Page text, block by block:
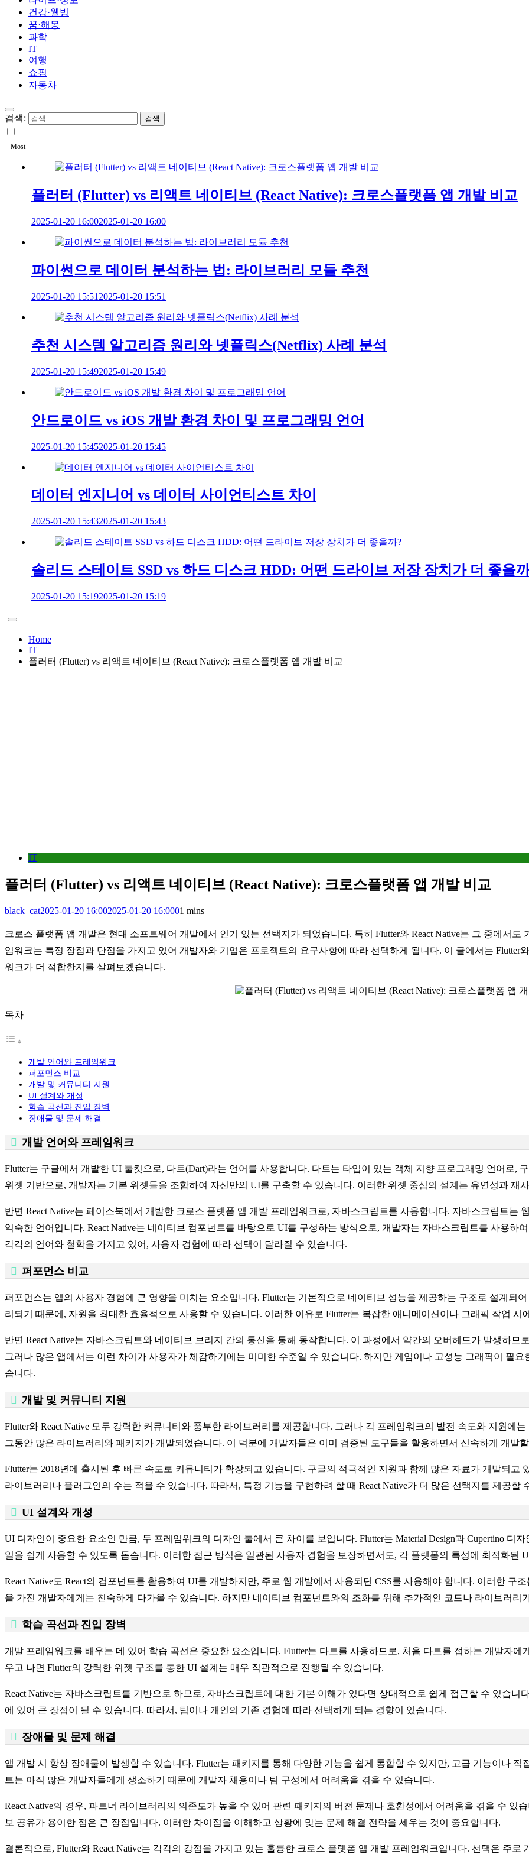
건강·웰빙
꿈·해몽
과학
IT
여행
쇼핑
자동차
검색:
Most
플러터 (Flutter) vs 리액트 네이티브 (React Native): 크로스플랫폼 앱 개발 비교
2025-01-20 16:002025-01-20 16:00
파이썬으로 데이터 분석하는 법: 라이브러리 모듈 추천
2025-01-20 15:51 2025-01-20 15:51
추천 시스템 알고리즘 원리와 넷플릭스(Netflix) 사례 분석
2025-01-20 15:492025-01-20 15:49
안드로이드 vs iOS 개발 환경 차이 및 프로그래밍 언어
2025-01-20 15:452025-01-20 15:45
데이터 엔지니어 vs 데이터 사이언티스트 차이
2025-01-20 15:432025-01-20 15:43
솔리드 스테이트 SSD vs 하드 디스크 HDD: 어떤 드라이브 저장 장치가 더 좋을
2025-01-20 15:192025-01-20 15:19
Home
IT
플러터 (Flutter) vs 리액트 네이티브 (React Native): 크로스플랫폼 앱 개발 비교
IT
플러터 (Flutter) vs 리액트 네이티브 (React Native): 크로스플랫폼 앱 개발 비교
black_cat2025-01-20 16:002025-01-20 16:0001 mins
크로스 플랫폼 앱 개발은 현대 소프트웨어 개발에서 인기 있는 선택지가 되었습니다. 특히 Flutter와 React Native는 그 중에서
임워크는 특정 장점과 단점을 가지고 있어 개발자와 기업은 프로젝트의 요구사항에 따라 선택하게 됩니다. 이 글에서는 Flutter
워크가 더 적합한지를 살펴보겠습니다.
목차
개발 언어와 프레임워크
퍼포먼스 비교
개발 및 커뮤니티 지원
UI 설계와 개성
학습 곡선과 진입 장벽
장애물 및 문제 해결
개발 언어와 프레임워크
Flutter는 구글에서 개발한 UI 툴킷으로, 다트(Dart)라는 언어를 사용합니다. 다트는 타입이 있는 객체 지향 프로그래밍 언어로,
위젯 기반으로, 개발자는 기본 위젯들을 조합하여 자신만의 UI를 구축할 수 있습니다. 이러한 위젯 중심의 설계는 유연성과 재
반면 React Native는 페이스북에서 개발한 크로스 플랫폼 앱 개발 프레임워크로, 자바스크립트를 사용합니다. 자바스크립트는
익숙한 언어입니다. React Native는 네이티브 컴포넌트를 바탕으로 UI를 구성하는 방식으로, 개발자는 자바스크립트를 사용하
각각의 언어와 철학을 가지고 있어, 사용자 경험에 따라 선택이 달라질 수 있습니다.
퍼포먼스 비교
퍼포먼스는 앱의 사용자 경험에 큰 영향을 미치는 요소입니다. Flutter는 기본적으로 네이티브 성능을 제공하는 구조로 설계되
리되기 때문에, 자원을 최대한 효율적으로 사용할 수 있습니다. 이러한 이유로 Flutter는 복잡한 애니메이션이나 그래픽 작업 시
반면 React Native는 자바스크립트와 네이티브 브리지 간의 통신을 통해 동작합니다. 이 과정에서 약간의 오버헤드가 발생하
그러나 많은 앱에서는 이런 차이가 사용자가 체감하기에는 미미한 수준일 수 있습니다. 하지만 게임이나 고성능 그래픽이 필
습니다.
개발 및 커뮤니티 지원
Flutter와 React Native 모두 강력한 커뮤니티와 풍부한 라이브러리를 제공합니다. 그러나 각 프레임워크의 발전 속도와 지원에
그동안 많은 라이브러리와 패키지가 개발되었습니다. 이 덕분에 개발자들은 이미 검증된 도구들을 활용하면서 신속하게 개발
Flutter는 2018년에 출시된 후 빠른 속도로 커뮤니티가 확장되고 있습니다. 구글의 적극적인 지원과 함께 많은 자료가 개발되고
라이브러리나 플러그인의 수는 적을 수 있습니다. 따라서, 특정 기능을 구현하려 할 때 React Native가 더 많은 선택지를 제공할
UI 설계와 개성
UI 디자인이 중요한 요소인 만큼, 두 프레임워크의 디자인 툴에서 큰 차이를 보입니다. Flutter는 Material Design과 Cupertino 디
일을 쉽게 사용할 수 있도록 돕습니다. 이러한 접근 방식은 일관된 사용자 경험을 보장하면서도, 각 플랫폼의 특성에 최적화된
React Native도 React의 컴포넌트를 활용하여 UI를 개발하지만, 주로 웹 개발에서 사용되던 CSS를 사용해야 합니다. 이러한 구
을 가진 개발자에게는 친숙하게 다가올 수 있습니다. 하지만 네이티브 컴포넌트와의 조화를 위해 추가적인 코드나 라이브러리
학습 곡선과 진입 장벽
개발 프레임워크를 배우는 데 있어 학습 곡선은 중요한 요소입니다. Flutter는 다트를 사용하므로, 처음 다트를 접하는 개발자
우고 나면 Flutter의 강력한 위젯 구조를 통한 UI 설계는 매우 직관적으로 진행될 수 있습니다.
React Native는 자바스크립트를 기반으로 하므로, 자바스크립트에 대한 기본 이해가 있다면 상대적으로 쉽게 접근할 수 있습니
에 있어 큰 장점이 될 수 있습니다. 따라서, 팀이나 개인의 기존 경험에 따라 선택하게 되는 경향이 있습니다.
장애물 및 문제 해결
앱 개발 시 항상 장애물이 발생할 수 있습니다. Flutter는 패키지를 통해 다양한 기능을 쉽게 통합할 수 있지만, 고급 기능이나
트는 아직 많은 개발자들에게 생소하기 때문에 개발자 채용이나 팀 구성에서 어려움을 겪을 수 있습니다.
React Native의 경우, 파트너 라이브러리의 의존도가 높을 수 있어 관련 패키지의 버전 문제나 호환성에서 어려움을 겪을 수 있
보 공유가 용이한 점은 큰 장점입니다. 이러한 차이점을 이해하고 상황에 맞는 문제 해결 전략을 세우는 것이 중요합니다.
결론적으로, Flutter와 React Native는 각각의 강점을 가지고 있는 훌륭한 크로스 플랫폼 앱 개발 프레임워크입니다. 선택은 주